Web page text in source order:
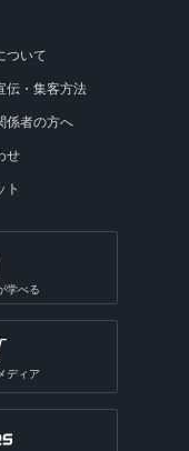
ついて
伝・集客方法
係者の方へ
せ
ト
学べる
ディア